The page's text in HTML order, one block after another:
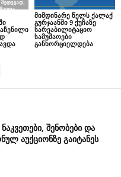
მიმდინარე წელს ქალაქ
გურჯაანში 9 ქუჩაზე
სარეაბილიტაციო
სამუშაოები
განხორციელდება
შენობები და
აუქციონზე გაიტანეს